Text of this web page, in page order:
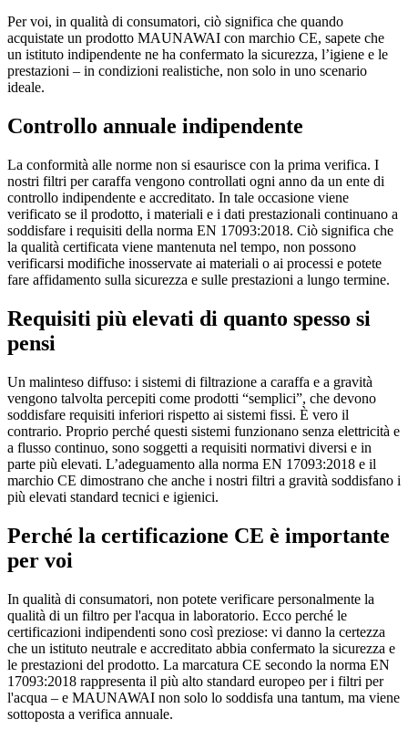
Per voi, in qualità di consumatori, ciò significa che quando
acquistate un prodotto MAUNAWAI con marchio CE, sapete che
un istituto indipendente ne ha confermato la sicurezza, l’igiene e le
prestazioni – in condizioni realistiche, non solo in uno scenario
ideale.
Controllo annuale indipendente
La conformità alle norme non si esaurisce con la prima verifica. I
nostri filtri per caraffa vengono controllati ogni anno da un ente di
controllo indipendente e accreditato. In tale occasione viene
verificato se il prodotto, i materiali e i dati prestazionali continuano a
soddisfare i requisiti della norma EN 17093:2018. Ciò significa che
la qualità certificata viene mantenuta nel tempo, non possono
verificarsi modifiche inosservate ai materiali o ai processi e potete
fare affidamento sulla sicurezza e sulle prestazioni a lungo termine.
Requisiti più elevati di quanto spesso si
pensi
Un malinteso diffuso: i sistemi di filtrazione a caraffa e a gravità
vengono talvolta percepiti come prodotti “semplici”, che devono
soddisfare requisiti inferiori rispetto ai sistemi fissi. È vero il
contrario. Proprio perché questi sistemi funzionano senza elettricità e
a flusso continuo, sono soggetti a requisiti normativi diversi e in
parte più elevati. L’adeguamento alla norma EN 17093:2018 e il
marchio CE dimostrano che anche i nostri filtri a gravità soddisfano i
più elevati standard tecnici e igienici.
Perché la certificazione CE è importante
per voi
In qualità di consumatori, non potete verificare personalmente la
qualità di un filtro per l'acqua in laboratorio. Ecco perché le
certificazioni indipendenti sono così preziose: vi danno la certezza
che un istituto neutrale e accreditato abbia confermato la sicurezza e
le prestazioni del prodotto. La marcatura CE secondo la norma EN
17093:2018 rappresenta il più alto standard europeo per i filtri per
l'acqua – e MAUNAWAI non solo lo soddisfa una tantum, ma viene
sottoposta a verifica annuale.